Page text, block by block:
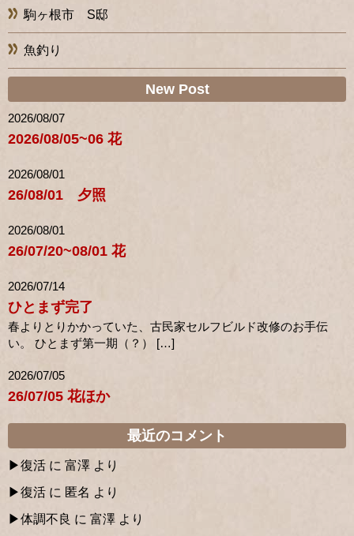
駒ヶ根市 S邸
魚釣り
New Post
2026/08/07
2026/08/05~06 花
2026/08/01
26/08/01 夕照
2026/08/01
26/07/20~08/01 花
2026/07/14
ひとまず完了
春よりとりかかっていた、古民家セルフビルド改修のお手伝
い。 ひとまず第一期（？） […]
2026/07/05
26/07/05 花ほか
最近のコメント
復活 に 富澤 より
復活 に 匿名 より
体調不良 に 富澤 より